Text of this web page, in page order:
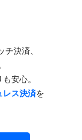
決済、​
安心。​
レス決済を​